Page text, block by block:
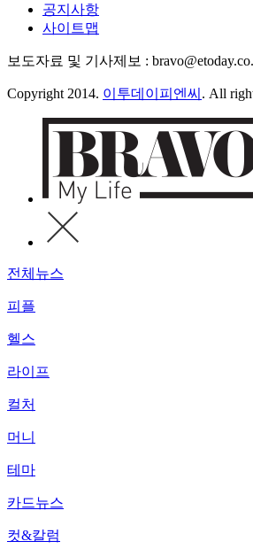
공지사항
사이트맵
보도자료 및 기사제보 :
Copyright 2014. 이투데이피엔씨 . All
전체뉴스
피플
헬스
라이프
컬처
머니
테마
카드뉴스
컷&칼럼